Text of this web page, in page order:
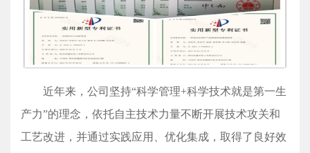
近年来，公司坚持“科学管理+科学技术就是第一生
产力”的理念，依托自主技术力量不断开展技术攻关和
工艺改进，并通过实践应用、优化集成，取得了良好效